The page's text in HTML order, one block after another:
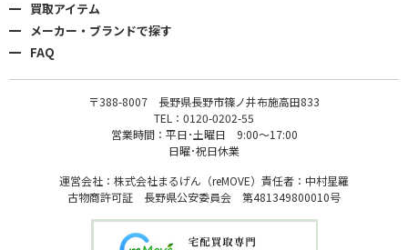
買取アイテム
メーカー・ブランドで探す
FAQ
〒388-8007 長野県長野市篠ノ井布施高田833
TEL：0120-0202-55
営業時間：平日･土曜日 9:00〜17:00
日曜･祝日休業
運営会社：株式会社まるげん（reMOVE）責任者：中村星羅
古物商許可証 長野県公安委員会 第481349800010号